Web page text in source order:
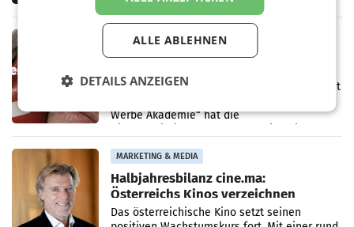
der Schwebe bleiben. Eine Richterin setzte
den Prozess zu
MARKETING & MEDIA
Werbe Akademie startet neue
Imagekampagne rund um Praxisnähe
Unter dem Slogan „Näher dran geht nicht. Mit
Werbe Akademie“ hat die
MARKETING & MEDIA
Halbjahresbilanz cine.ma:
Österreichs Kinos verzeichnen
400.000 Besucher mehr
Das österreichische Kino setzt seinen
ALLE ABLEHNEN
DETAILS ANZEIGEN